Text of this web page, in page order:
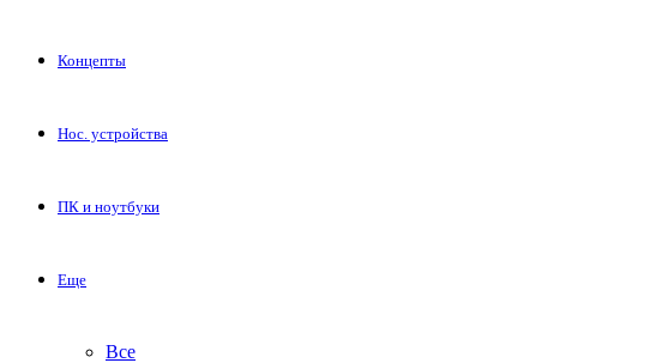
Концепты
Нос. устройства
ПК и ноутбуки
Еще
Все